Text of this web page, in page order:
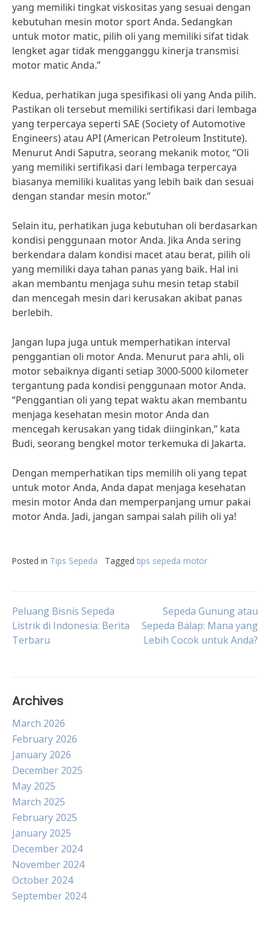
yang memiliki tingkat viskositas yang sesuai dengan
kebutuhan mesin motor sport Anda. Sedangkan
untuk motor matic, pilih oli yang memiliki sifat tidak
lengket agar tidak mengganggu kinerja transmisi
motor matic Anda.”
Kedua, perhatikan juga spesifikasi oli yang Anda pilih.
Pastikan oli tersebut memiliki sertifikasi dari lembaga
yang terpercaya seperti SAE (Society of Automotive
Engineers) atau API (American Petroleum Institute).
Menurut Andi Saputra, seorang mekanik motor, “Oli
yang memiliki sertifikasi dari lembaga terpercaya
biasanya memiliki kualitas yang lebih baik dan sesuai
dengan standar mesin motor.”
Selain itu, perhatikan juga kebutuhan oli berdasarkan
kondisi penggunaan motor Anda. Jika Anda sering
berkendara dalam kondisi macet atau berat, pilih oli
yang memiliki daya tahan panas yang baik. Hal ini
akan membantu menjaga suhu mesin tetap stabil
dan mencegah mesin dari kerusakan akibat panas
berlebih.
Jangan lupa juga untuk memperhatikan interval
penggantian oli motor Anda. Menurut para ahli, oli
motor sebaiknya diganti setiap 3000-5000 kilometer
tergantung pada kondisi penggunaan motor Anda.
“Penggantian oli yang tepat waktu akan membantu
menjaga kesehatan mesin motor Anda dan
mencegah kerusakan yang tidak diinginkan,” kata
Budi, seorang bengkel motor terkemuka di Jakarta.
Dengan memperhatikan tips memilih oli yang tepat
untuk motor Anda, Anda dapat menjaga kesehatan
mesin motor Anda dan memperpanjang umur pakai
motor Anda. Jadi, jangan sampai salah pilih oli ya!
Posted in Tips Sepeda Tagged tips sepeda motor
Post
navigation
Peluang Bisnis Sepeda
Listrik di Indonesia: Berita
Terbaru
Sepeda Gunung atau
Sepeda Balap: Mana yang
Lebih Cocok untuk Anda?
Archives
March 2026
February 2026
January 2026
December 2025
May 2025
March 2025
February 2025
January 2025
December 2024
November 2024
October 2024
September 2024